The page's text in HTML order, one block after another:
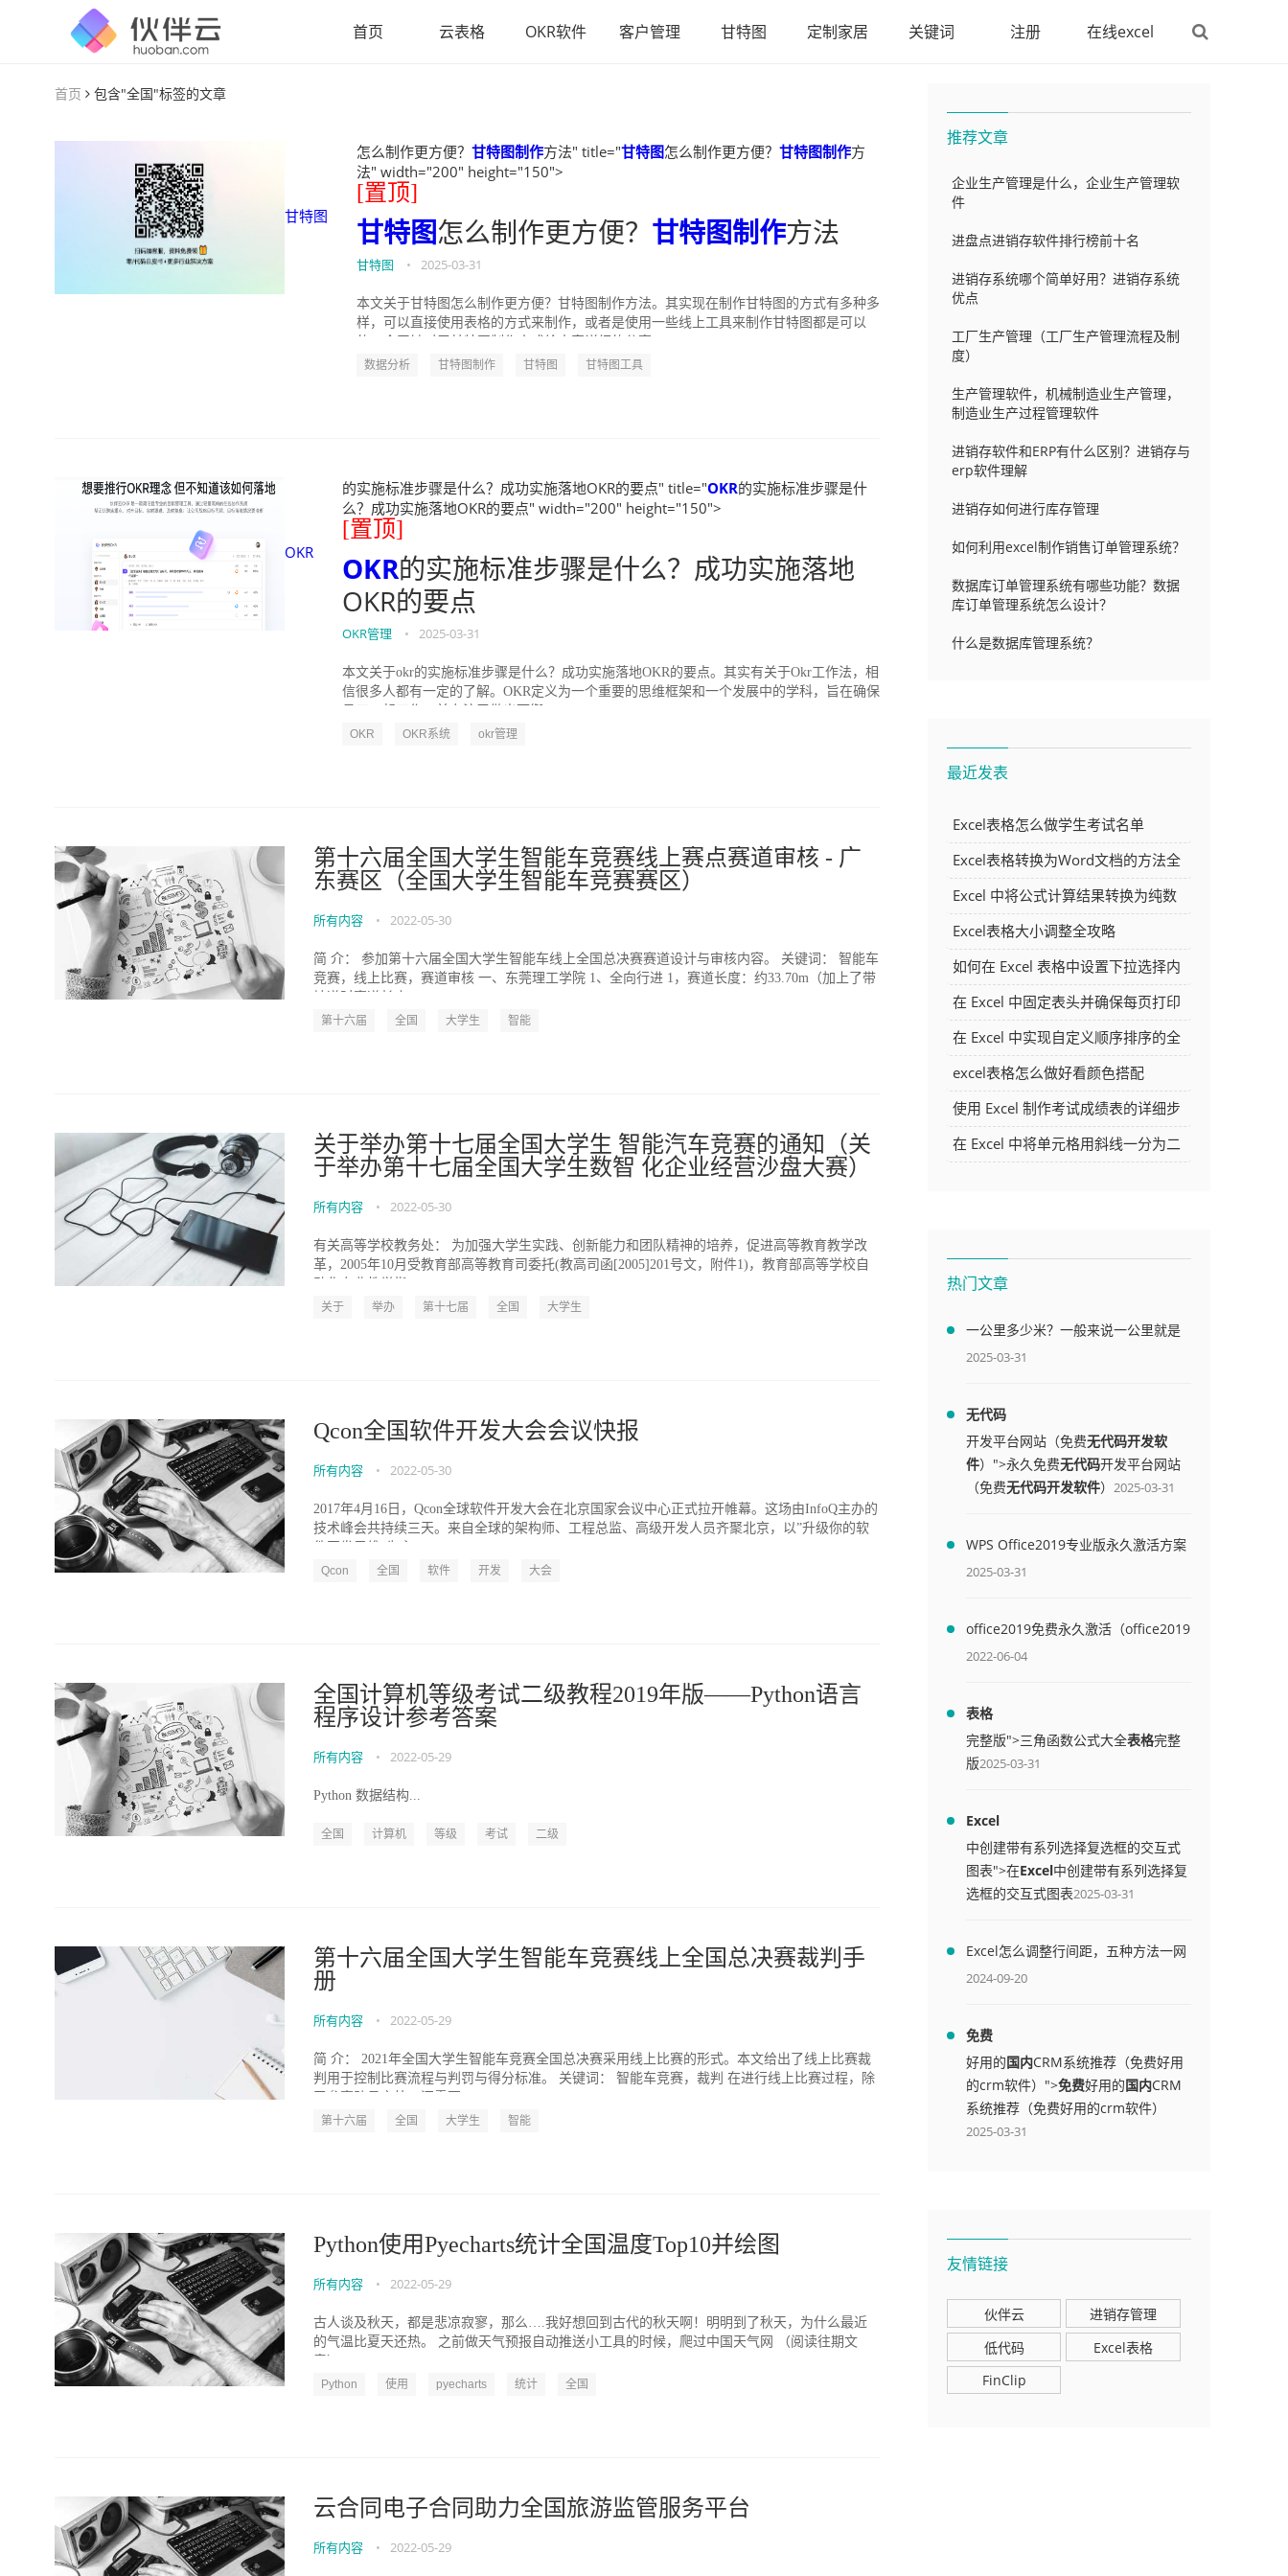
首页 云表格 OKR软件 客户管理 甘特图 定制家居 关键词 注册 在线excel
首页 包含"全国"标签的文章
甘特图
怎么制作更方便？ 甘特图制作方法" title="甘特图怎么制作更方便？ 甘特图制作方
法" width="200" height="150">
[置顶]
甘特图怎么制作更方便？ 甘特图制作方法
甘特图 • 2025-03-31
本文关于甘特图怎么制作更方便？甘特图制作方法。其实现在制作甘特图的方式有多种多
样，可以直接使用表格的方式来制作，或者是使用一些线上工具来制作甘特图都是可以
数据分析 甘特图制作 甘特图 甘特图工具
OKR
的实施标准步骤是什么？成功实施落地OKR的要点" title="OKR的实施标准步骤是什
么？成功实施落地OKR的要点" width="200" height="150">
[置顶]
OKR的实施标准步骤是什么？成功实施落地
OKR的要点
OKR管理 • 2025-03-31
本文关于okr的实施标准步骤是什么？成功实施落地OKR的要点。其实有关于Okr工作法，相
信很多人都有一定的了解。OKR定义为一个重要的思维框架和一个发展中的学科，旨在确保
OKR OKR系统 okr管理
第十六届全国大学生智能车竞赛线上赛点赛道审核 - 广
东赛区（全国大学生智能车竞赛赛区）
所有内容 • 2022-05-30
简 介： 参加第十六届全国大学生智能车线上全国总决赛赛道设计与审核内容。 关键词： 智能车
竞赛，线上比赛，赛道审核 一、东莞理工学院 1、全向行进 1，赛道长度：约33.70m（加上了带
第十六届 全国 大学生 智能
关于举办第十七届全国大学生 智能汽车竞赛的通知（关
于举办第十七届全国大学生数智 化企业经营沙盘大赛）
所有内容 • 2022-05-30
有关高等学校教务处： 为加强大学生实践、创新能力和团队精神的培养，促进高等教育教学改
革，2005年10月受教育部高等教育司委托(教高司函[2005]201号文，附件1)，教育部高等学校自
关于 举办 第十七届 全国 大学生
Qcon全国软件开发大会会议快报
所有内容 • 2022-05-30
2017年4月16日，Qcon全球软件开发大会在北京国家会议中心正式拉开帷幕。这场由InfoQ主办的
技术峰会共持续三天。来自全球的架构师、工程总监、高级开发人员齐聚北京，以”升级你的软
Qcon 全国 软件 开发 大会
全国计算机等级考试二级教程2019年版——Python语言
程序设计参考答案
所有内容 • 2022-05-29
Python 数据结构...
全国 计算机 等级 考试 二级
第十六届全国大学生智能车竞赛线上全国总决赛裁判手
册
所有内容 • 2022-05-29
简 介： 2021年全国大学生智能车竞赛全国总决赛采用线上比赛的形式。本文给出了线上比赛裁
判用于控制比赛流程与判罚与得分标准。 关键词： 智能车竞赛，裁判 在进行线上比赛过程，除
第十六届 全国 大学生 智能
Python使用Pyecharts统计全国温度Top10并绘图
所有内容 • 2022-05-29
古人谈及秋天，都是悲凉寂寥，那么….我好想回到古代的秋天啊！明明到了秋天，为什么最近
的气温比夏天还热。 之前做天气预报自动推送小工具的时候，爬过中国天气网 （阅读往期文
Python 使用 pyecharts 统计 全国
云合同电子合同助力全国旅游监管服务平台
所有内容 • 2022-05-29
推荐文章
企业生产管理是什么，企业生产管理软
件
进盘点进销存软件排行榜前十名
进销存系统哪个简单好用？进销存系统
优点
工厂生产管理（工厂生产管理流程及制
度）
生产管理软件，机械制造业生产管理，
制造业生产过程管理软件
进销存软件和ERP有什么区别？进销存与
erp软件理解
进销存如何进行库存管理
如何利用excel制作销售订单管理系统？
数据库订单管理系统有哪些功能？数据
库订单管理系统怎么设计？
什么是数据库管理系统？
最近发表
Excel表格怎么做学生考试名单
Excel表格转换为Word文档的方法全
解析
Excel 中将公式计算结果转换为纯数
字的多种方法
Excel表格大小调整全攻略
如何在 Excel 表格中设置下拉选择内
容
在 Excel 中固定表头并确保每页打印
时都显示表头的方法详解
在 Excel 中实现自定义顺序排序的全
面指南
excel表格怎么做好看颜色搭配
使用 Excel 制作考试成绩表的详细步
骤及技巧
在 Excel 中将单元格用斜线一分为二
热门文章
一公里多少米？一般来说一公里就是
1000米
2025-03-31
无代码
开发平台网站（免费无代码开发软
件）">永久免费无代码开发平台网站
（免费无代码开发软件） 2025-03-31
WPS Office2019专业版永久激活方案
(附终身授权序列号)
2025-03-31
office2019免费永久激活（office2019
免费永久激活码）
2022-06-04
表格
完整版">三角函数公式大全表格完整
版2025-03-31
Excel
中创建带有系列选择复选框的交互式
图表">在Excel中创建带有系列选择复
选框的交互式图表2025-03-31
Excel怎么调整行间距，五种方法一网
打尽
2024-09-20
免费
好用的国内CRM系统推荐（免费好用
的crm软件）">免费好用的国内CRM
系统推荐（免费好用的crm软件）
2025-03-31
友情链接
伙伴云
进销存管理
低代码
Excel表格
FinClip